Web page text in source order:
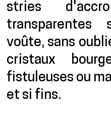
stries
transparentes
voûte, sans
cristaux
fistuleuses ou
et si fins.